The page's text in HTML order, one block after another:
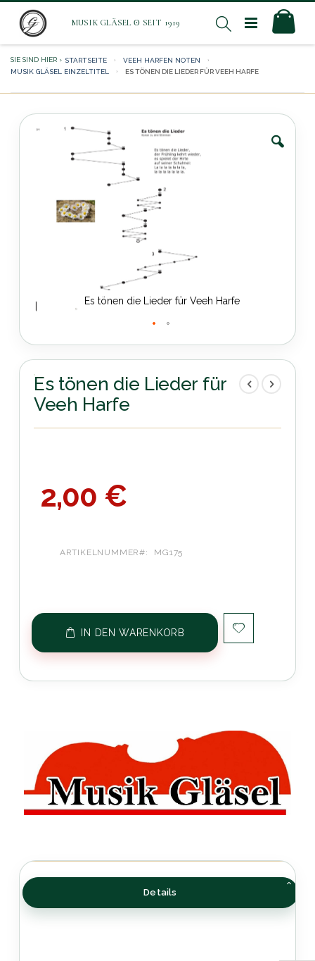
Direkt
zum
Suche
STARTSEITE
VEEH HARFEN NOTEN
MUSIK GLÄSEL EINZELTITEL
ES TÖNEN DIE LIEDER FÜR VEEH HARFE
Zum
Es tönen die Lieder für Veeh Harfe
Zum
Anfang
der
Bildergalerie
springen
Es tönen die Lieder für
Veeh Harfe
2,00 €
ARTIKELNUMMER MG175
IN DEN WARENKORB
Details